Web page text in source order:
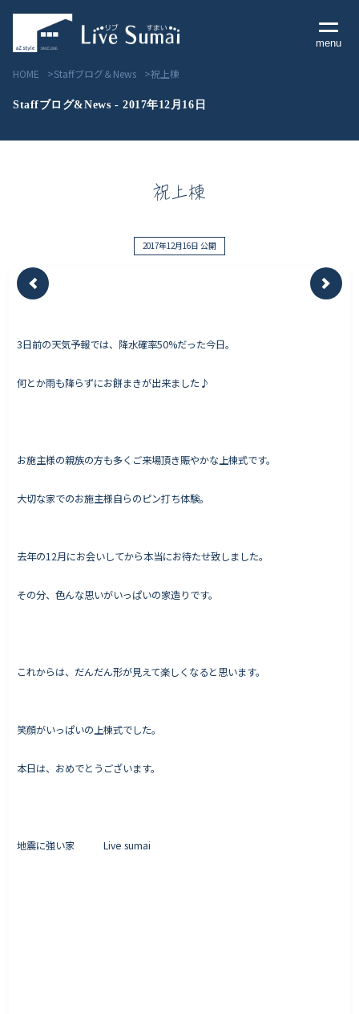
menu
Livesumai 保証について
オーナー様の声
よくいただくご質問
会社概要
HOME Staffブログ＆News 祝上棟
Staffブログ&News - 2017年12月16日
祝上棟
2017年12月16日 公開
3日前の天気予報では、降水確率50%だった今日。
何とか雨も降らずにお餅まきが出来ました♪
お施主様の親族の方も多くご来場頂き賑やかな上棟式です。
大切な家でのお施主様自らのピン打ち体験。
去年の12月にお会いしてから本当にお待たせ致しました。
その分、色んな思いがいっぱいの家造りです。
これからは、だんだん形が見えて楽しくなると思います。
笑顔がいっぱいの上棟式でした。
本日は、おめでとうございます。
地震に強い家 Live sumai